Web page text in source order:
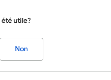
utile?
Non